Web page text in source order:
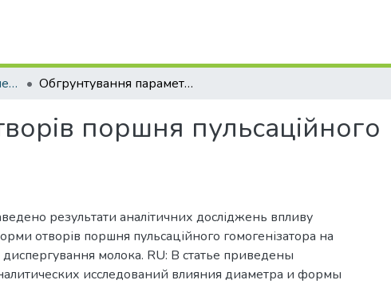
кафедра Обладнання переробних і харчових виробництв ім. професора Ф.Ю. Ялпачика Обгрунтування параметрів отворів поршня пульсаційного гомогенізатора молока
поршня пульсаційного
результати аналітичних досліджень впливу
отворів поршня пульсаційного гомогенізатора на
диспергування молока. RU: В статье приведены
исследований влияния диаметра и формы